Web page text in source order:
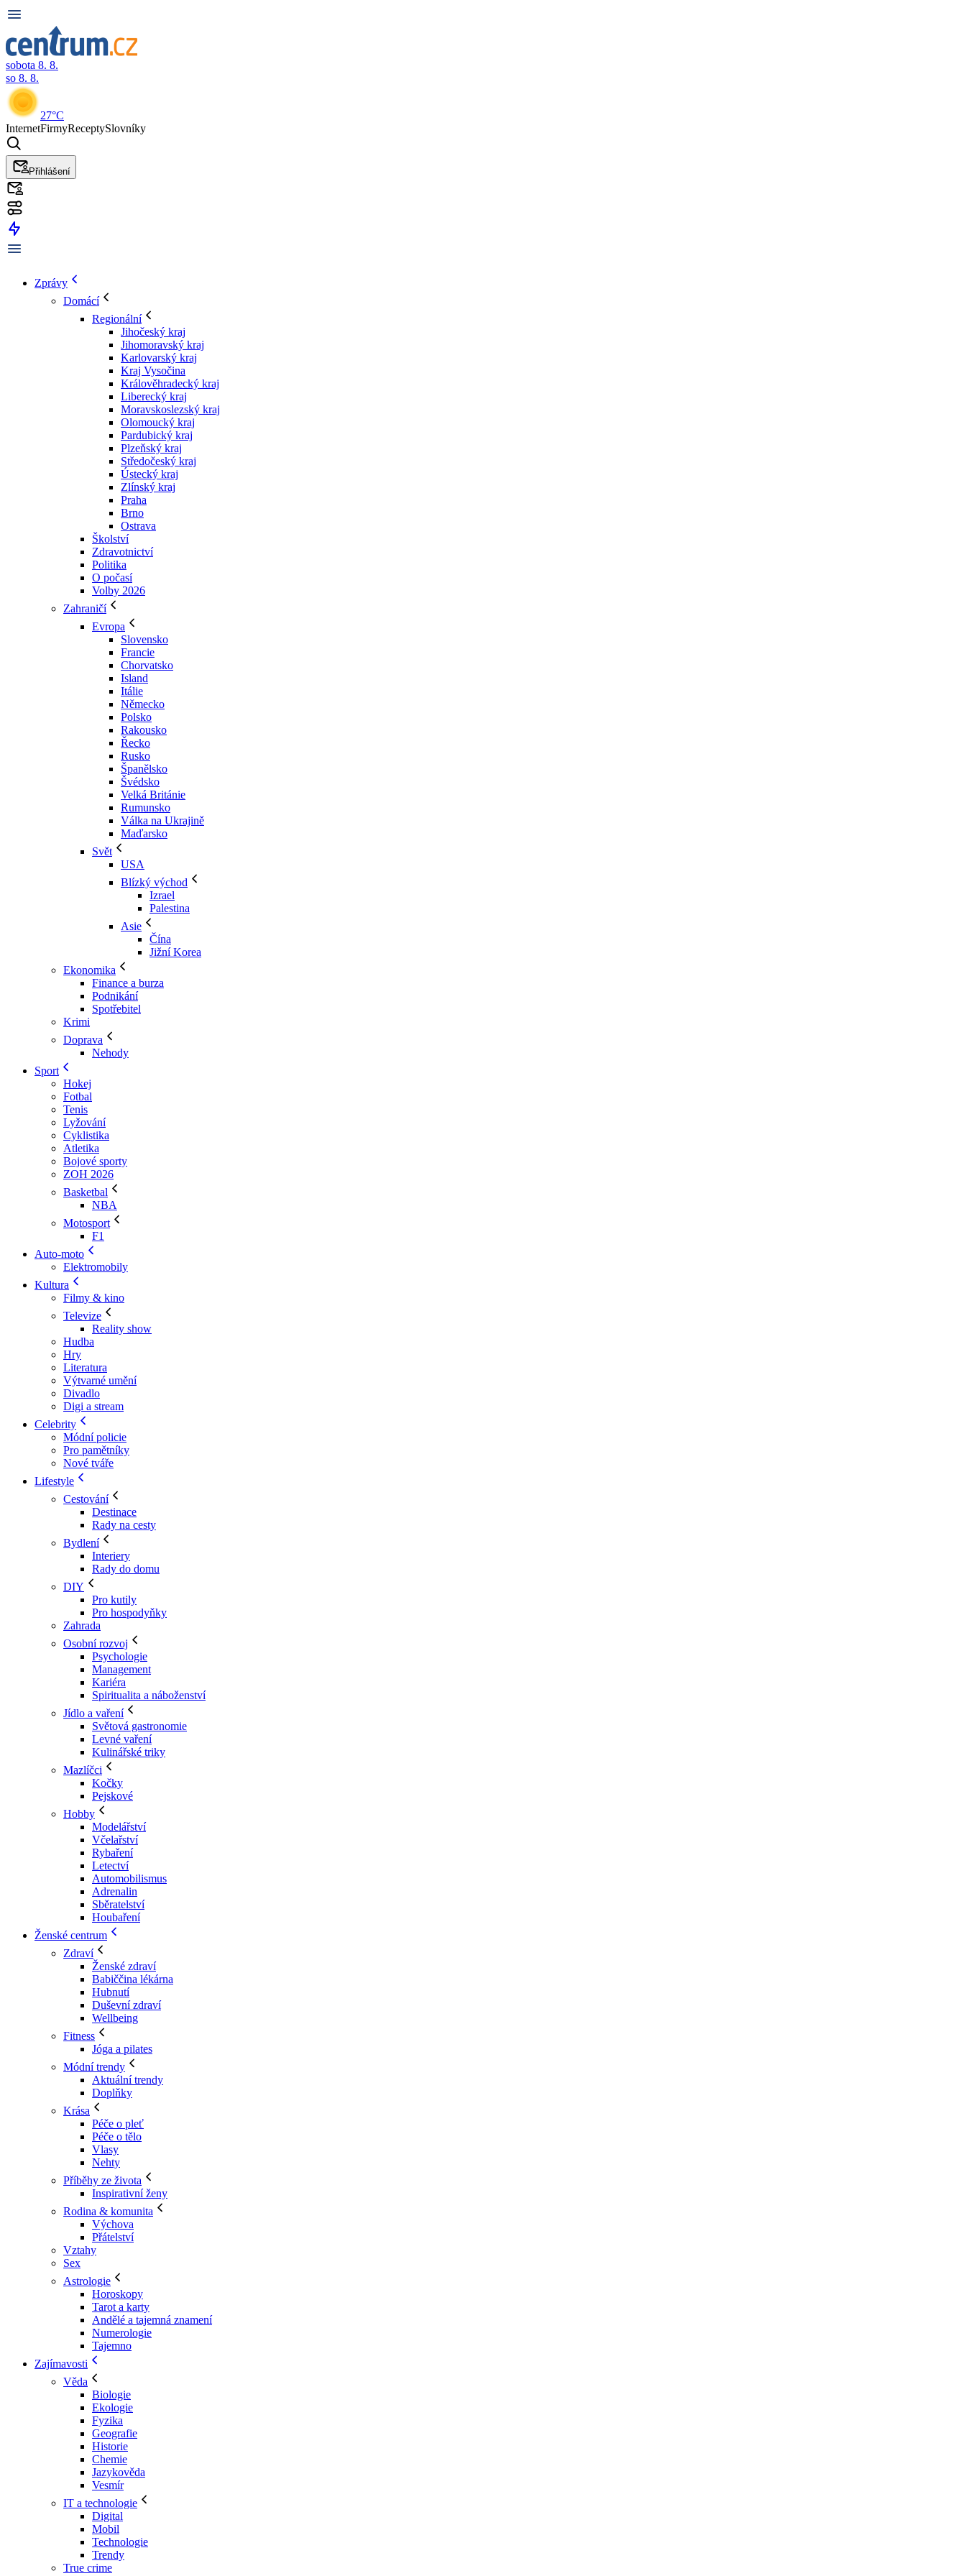
sobota 8. 8.
so 8. 8.
27°C
InternetFirmyReceptySlovníky
Přihlášení
Zprávy
Domácí
Regionální
Jihočeský kraj
Jihomoravský kraj
Karlovarský kraj
Kraj Vysočina
Králověhradecký kraj
Liberecký kraj
Moravskoslezský kraj
Olomoucký kraj
Pardubický kraj
Plzeňský kraj
Středočeský kraj
Ústecký kraj
Zlínský kraj
Praha
Brno
Ostrava
Školství
Zdravotnictví
Politika
O počasí
Volby 2026
Zahraničí
Evropa
Slovensko
Francie
Chorvatsko
Island
Itálie
Německo
Polsko
Rakousko
Řecko
Rusko
Španělsko
Švédsko
Velká Británie
Rumunsko
Válka na Ukrajině
Maďarsko
Svět
USA
Blízký východ
Izrael
Palestina
Asie
Čína
Jižní Korea
Ekonomika
Finance a burza
Podnikání
Spotřebitel
Krimi
Doprava
Nehody
Sport
Hokej
Fotbal
Tenis
Lyžování
Cyklistika
Atletika
Bojové sporty
ZOH 2026
Basketbal
NBA
Motosport
F1
Auto-moto
Elektromobily
Kultura
Filmy & kino
Televize
Reality show
Hudba
Hry
Literatura
Výtvarné umění
Divadlo
Digi a stream
Celebrity
Módní policie
Pro pamětníky
Nové tváře
Lifestyle
Cestování
Destinace
Rady na cesty
Bydlení
Interiery
Rady do domu
DIY
Pro kutily
Pro hospodyňky
Zahrada
Osobní rozvoj
Psychologie
Management
Kariéra
Spiritualita a náboženství
Jídlo a vaření
Světová gastronomie
Levné vaření
Kulinářské triky
Mazlíčci
Kočky
Pejskové
Hobby
Modelářství
Včelařství
Rybaření
Letectví
Automobilismus
Adrenalin
Sběratelství
Houbaření
Ženské centrum
Zdraví
Ženské zdraví
Babiččina lékárna
Hubnutí
Duševní zdraví
Wellbeing
Fitness
Jóga a pilates
Módní trendy
Aktuální trendy
Doplňky
Krása
Péče o pleť
Péče o tělo
Vlasy
Nehty
Příběhy ze života
Inspirativní ženy
Rodina & komunita
Výchova
Přátelství
Vztahy
Sex
Astrologie
Horoskopy
Tarot a karty
Andělé a tajemná znamení
Numerologie
Tajemno
Zajímavosti
Věda
Biologie
Ekologie
Fyzika
Geografie
Historie
Chemie
Jazykověda
Vesmír
IT a technologie
Digital
Mobil
Technologie
Trendy
True crime